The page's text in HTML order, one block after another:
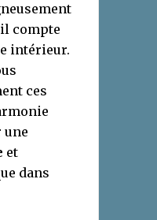
compte
intérieur.
ces
une
et
dans